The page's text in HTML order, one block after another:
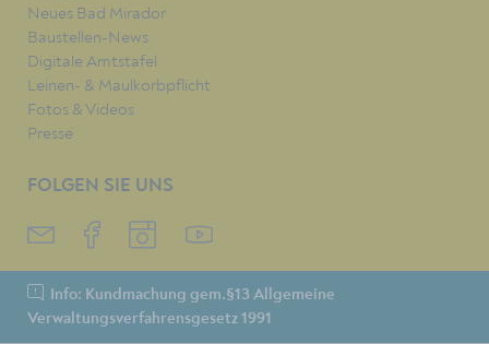
Neues Bad Mirador
Baustellen-News
Digitale Amtstafel
Leinen- & Maulkorbpflicht
Fotos & Videos
Presse
FOLGEN SIE UNS
Info: Kundmachung gem.§13 Allgemeine
Verwaltungsverfahrensgesetz 1991